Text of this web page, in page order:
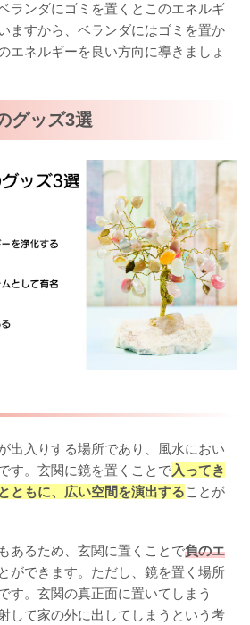
ランダにゴミを置くとこのエネルギ
ますから、ベランダにはゴミを置か
エネルギーを良い方向に導きましょ
グッズ3選
出入りする場所であり、風水におい
す。玄関に鏡を置くことで入ってき
ともに、広い空間を演出することが
あるため、玄関に置くことで負のエ
ができます。ただし、鏡を置く場所
す。玄関の真正面に置いてしまう
して家の外に出してしまうという考